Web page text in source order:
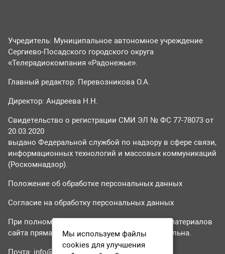
Учредитель: Муниципальное автономное учреждение
Сергиево-Посадского городского округа
«Телерадиокомпания «Радонежье».
Главный редактор: Перевозникова О.А.
Директор: Андреева Н.Н.
Свидетельство о регистрации СМИ ЭЛ № ФС 77-78073 от
20.03.2020
выдано Федеральной службой по надзору в сфере связи,
информационных технологий и массовых коммуникаций
(Роскомнадзор).
Положение об обработке персональных данных
Согласие на обработку персональных данных
При полном или частичном использовании материалов
сайта прямая гиперссылка на tvr24.tv обязательна.
Почта: info@tvr24.tv
Мы используем файлы
cookies для улучшения